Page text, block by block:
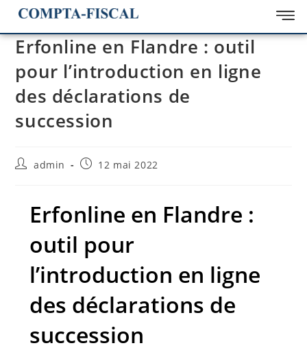
Erfonline en Flandre : outil
pour l’introduction en ligne
des déclarations de
succession
admin 12 mai 2022
Erfonline en Flandre :
outil pour
l’introduction en ligne
des déclarations de
succession